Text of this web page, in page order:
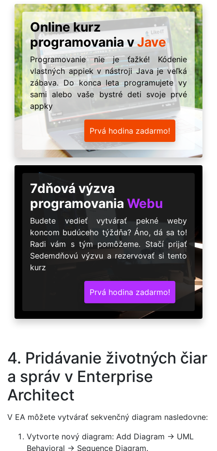
Online kurz
programovania vJave
Programovanie nie je ťažké! Kódenie
vlastných appiek v nástroji Java je veľká
zábava. Do konca leta programujete vy
sami alebo vaše bystré deti svoje prvé
appky
Prvá hodina zadarmo!
7dňová výzva
programovania Webu
Budete vedieť vytvárať pekné weby
koncom budúceho týždňa? Áno, dá sa to!
Radi vám s tým pomôžeme. Stačí prijať
Sedemdňovú výzvu a rezervovať si tento
kurz
Prvá hodina zadarmo!
4. Pridávanie životných čiar
a správ v Enterprise
Architect
V EA môžete vytvárať sekvenčný diagram nasledovne:
Vytvorte nový diagram: Add Diagram → UML
Behavioral → Sequence Diagram.